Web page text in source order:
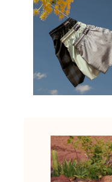
Pareo
Ver todo Toallas &
Bolsas
Bolsos y bolsas
Bolso para Viajes
Mini bolsos
Gafas de sol
Ver todo Gafas de